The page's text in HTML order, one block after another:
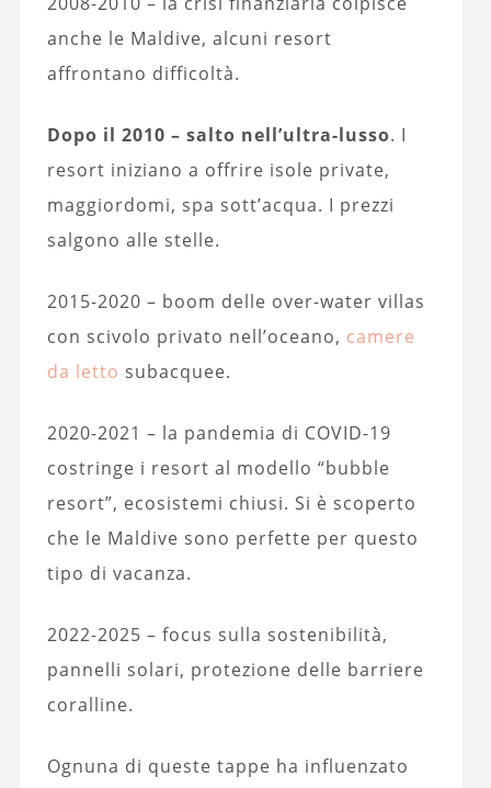
anche le Maldive, alcuni resort
affrontano difficoltà.
Dopo il 2010 – salto nell’ultra-lusso. I
resort iniziano a offrire isole private,
maggiordomi, spa sott’acqua. I prezzi
salgono alle stelle.
2015-2020 – boom delle over-water villas
con scivolo privato nell’oceano, camere
da letto subacquee.
2020-2021 – la pandemia di COVID-19
costringe i resort al modello “bubble
resort”, ecosistemi chiusi. Si è scoperto
che le Maldive sono perfette per questo
tipo di vacanza.
2022-2025 – focus sulla sostenibilità,
pannelli solari, protezione delle barriere
coralline.
Ognuna di queste tappe ha influenzato